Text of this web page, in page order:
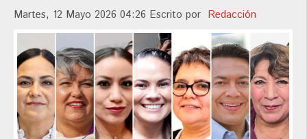
Martes, 12 Mayo 2026 04:26 Escrito por Redacción